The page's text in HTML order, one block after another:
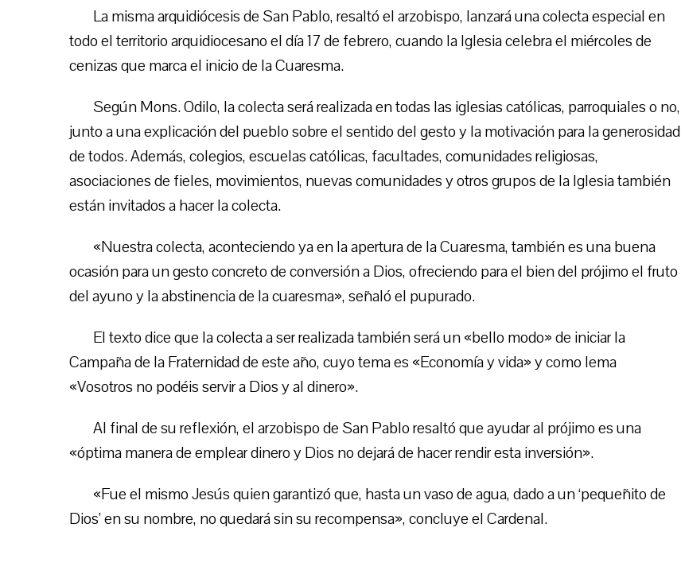
La misma arquidiócesis de San Pablo, resaltó el arzobispo, lanzará una colecta especial en
todo el territorio arquidiocesano el día 17 de febrero, cuando la Iglesia celebra el miércoles de
cenizas que marca el inicio de la Cuaresma.
Según Mons. Odilo, la colecta será realizada en todas las iglesias católicas, parroquiales o no,
junto a una explicación del pueblo sobre el sentido del gesto y la motivación para la generosidad
de todos. Además, colegios, escuelas católicas, facultades, comunidades religiosas,
asociaciones de fieles, movimientos, nuevas comunidades y otros grupos de la Iglesia también
están invitados a hacer la colecta.
«Nuestra colecta, aconteciendo ya en la apertura de la Cuaresma, también es una buena
ocasión para un gesto concreto de conversión a Dios, ofreciendo para el bien del prójimo el fruto
del ayuno y la abstinencia de la cuaresma», señaló el pupurado.
El texto dice que la colecta a ser realizada también será un «bello modo» de iniciar la
Campaña de la Fraternidad de este año, cuyo tema es «Economía y vida» y como lema
«Vosotros no podéis servir a Dios y al dinero».
Al final de su reflexión, el arzobispo de San Pablo resaltó que ayudar al prójimo es una
«óptima manera de emplear dinero y Dios no dejará de hacer rendir esta inversión».
«Fue el mismo Jesús quien garantizó que, hasta un vaso de agua, dado a un ‘pequeñito de
Dios’ en su nombre, no quedará sin su recompensa», concluye el Cardenal.